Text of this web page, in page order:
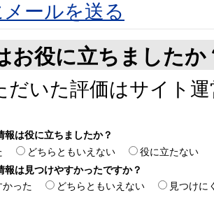
ールを送る
お役に立ちましたか
だいた評価はサイト
は役に立ちましたか？
どちらともいえない
役に立たない
報は見つけやすかったですか？
かった どちらともいえない 見つけに